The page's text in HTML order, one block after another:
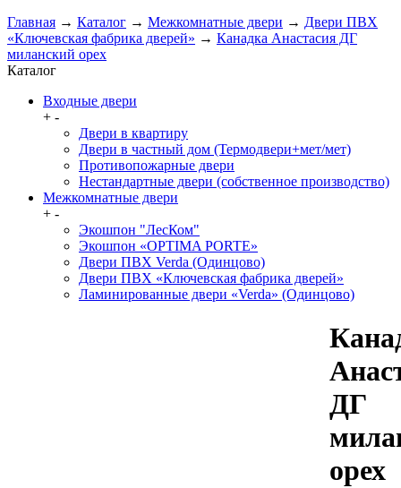
Главная → Каталог → Межкомнатные двери → Двери ПВХ
«Ключевская фабрика дверей» → Канадка Анастасия ДГ
миланский орех
Каталог
Входные двери
+ -
Двери в квартиру
Двери в частный дом (Термодвери+мет/мет)
Противопожарные двери
Нестандартные двери (собственное производство)
Межкомнатные двери
+ -
Экошпон "ЛесКом"
Экошпон «OPTIMA PORTE»
Двери ПВХ Verda (Одинцово)
Двери ПВХ «Ключевская фабрика дверей»
Ламинированные двери «Verda» (Одинцово)
ДГ
орех